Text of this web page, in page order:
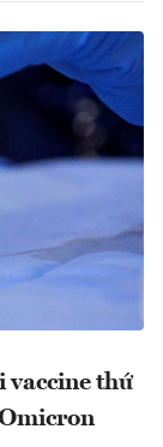
vaccine thứ